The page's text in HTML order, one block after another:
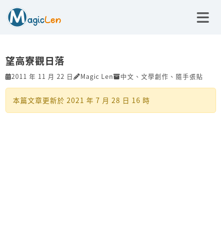
望高寮觀日落
2011 年 11 月 22 日 Magic Len 中文 、 文學創作 、 隨手張貼
本篇文章更新於 2021 年 7 月 28 日 16 時